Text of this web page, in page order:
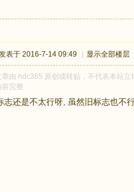
表于 2016-7-14 09:49 显示全部楼层
章由 hdc365 原创或转贴，不代表本站
容完整
志还是不太行呀, 虽然旧标志也不